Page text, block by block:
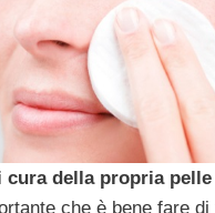
cura della propria pelle
che è bene fare